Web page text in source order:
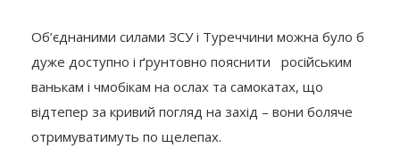
Об’єднаними силами ЗСУ і Туреччини можна було б
дуже доступно і ґрунтовно пояснити російським
ванькам і чмобікам на ослах та самокатах, що
відтепер за кривий погляд на захід – вони боляче
отримуватимуть по щелепах.